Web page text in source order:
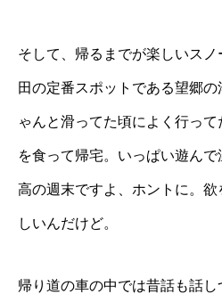
そして、帰るまでが楽しいス
田の定番スポットである望郷
ゃんと滑ってた頃によく行っ
を食って帰宅。いっぱい遊ん
高の週末ですよ、ホントに。
しいんだけど。
帰り道の車の中では昔話も話